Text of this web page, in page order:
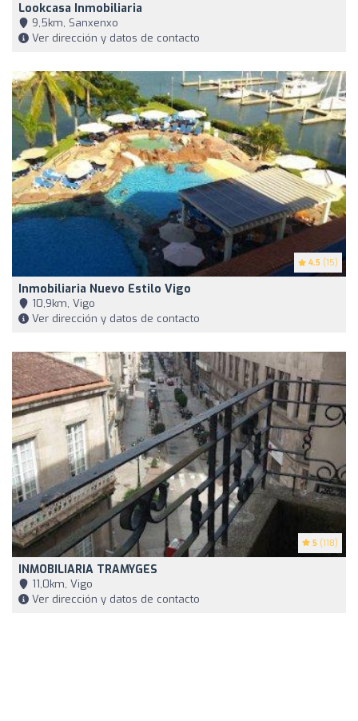
Lookcasa Inmobiliaria
9,5km, Sanxenxo
Ver dirección y datos de contacto
4.5 (15)
Inmobiliaria Nuevo Estilo Vigo
10,9km, Vigo
Ver dirección y datos de contacto
5 (118)
INMOBILIARIA TRAMYGES
11,0km, Vigo
Ver dirección y datos de contacto